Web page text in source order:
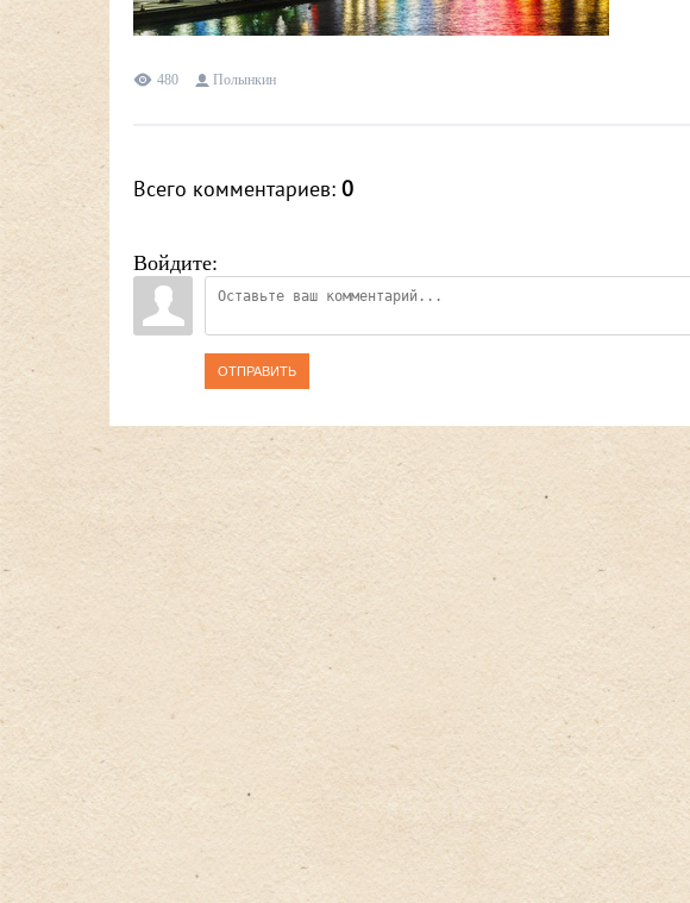
480 Полынкин
Всего комментариев: 0
Войдите:
ОТПРАВИТЬ